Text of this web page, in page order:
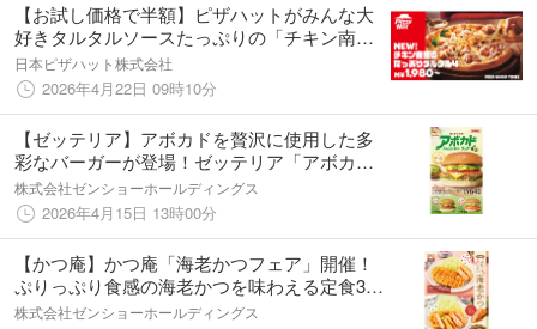
【お試し価格で半額】ピザハットがみんな大
好きタルタルソースたっぷりの「チキン南
蛮」をピザに！新商品「チキン南蛮のたっぷ
りタルタル４（チージーロール生地）」がお
持ち帰りで半額！
日本ピザハット株式会社
2026年4月22日 09時10分
【ゼッテリア】アボカドを贅沢に使用した多
彩なバーガーが登場！ゼッテリア「アボカド
フェア」開催！
株式会社ゼンショーホールディングス
2026年4月15日 13時00分
【かつ庵】かつ庵「海老かつフェア」開催！
ぷりっぷり食感の海老かつを味わえる定食3品
が登場
株式会社ゼンショーホールディングス